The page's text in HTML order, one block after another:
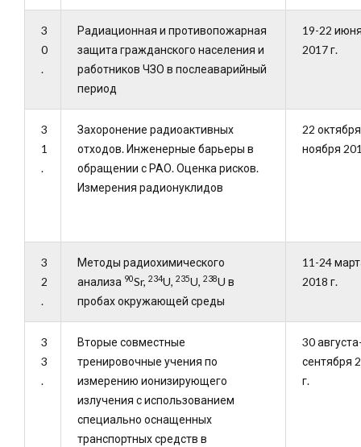
3
0
.
Радиационная и противопожарная
защита гражданского населения и
работников ЧЗО в послеаварийный
период
19-22
2017 г.
3
1
.
Захоронение радиоактивных
отходов. Инженерные барьеры в
обращении с РАО. Оценка рисков.
Измерения радионуклидов
22
ноября
3
2
.
Методы радиохимического
анализа 90Sr, 234U, 235U, 238U в
пробах окружающей среды
11-24
2018 г.
3
3
.
Вторые совместные
тренировочные учения по
измерению ионизирующего
излучения с использованием
специально оснащенных
транспортных средств в
30
сентября
г.